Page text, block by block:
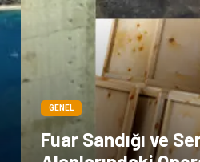
GENEL
Fuar Sandığı ve